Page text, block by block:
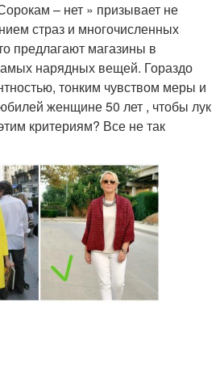
– нет » призывает не
страз и многочисленных
предлагают магазины в
нарядных вещей. Гораздо
тонким чувством меры и
женщине 50 лет , чтобы лук
критериям? Все не так